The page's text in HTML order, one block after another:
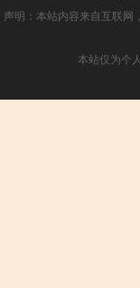
声明：本站内容来自互联网
本站仅为个